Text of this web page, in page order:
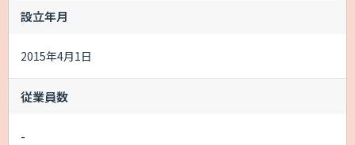
設立年月
2015年4月1日
従業員数
-